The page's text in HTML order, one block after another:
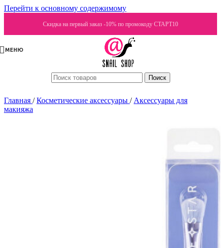
Перейти к основному содержимому
Скидка на первый заказ -10% по промокоду СТАРТ10
МЕНЮ
Поиск
Главная / Косметические аксессуары / Аксессуары для
макияжа